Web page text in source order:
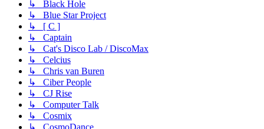
↳ Black Hole
↳ Blue Star Project
↳ [ C ]
↳ Captain
↳ Cat's Disco Lab / DiscoMax
↳ Celcius
↳ Chris van Buren
↳ Ciber People
↳ CJ Rise
↳ Computer Talk
↳ Cosmix
↳ CosmoDance